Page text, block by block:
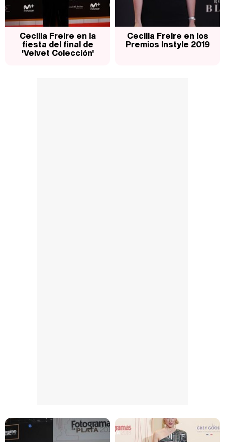
Cecilia Freire en la
fiesta del final de
'Velvet Colección'
Cecilia Freire en los
Premios Instyle 2019